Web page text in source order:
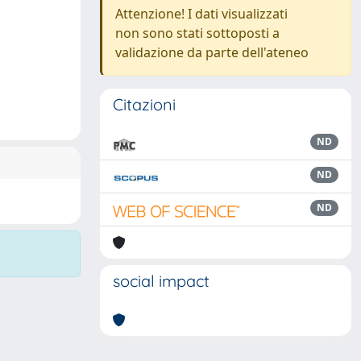
Attenzione! I dati visualizzati
non sono stati sottoposti a
validazione da parte dell'ateneo
Citazioni
ND
ND
ND
social impact